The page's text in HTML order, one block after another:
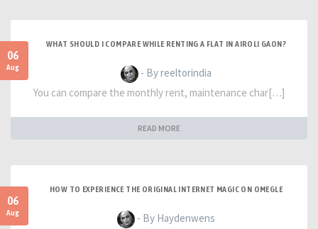
06
Aug
WHAT SHOULD I COMPARE WHILE RENTING A FLAT IN AIROLI GAON?
- By reeltorindia
You can compare the monthly rent, maintenance char[…]
READ MORE
06
Aug
HOW TO EXPERIENCE THE ORIGINAL INTERNET MAGIC ON OMEGLE
- By Haydenwens